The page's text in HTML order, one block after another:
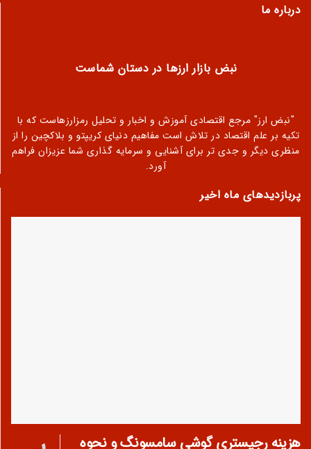
درباره ما
نبض بازار ارزها در دستان شماست
"نبض ارز" مرجع اقتصادی آموزش و اخبار و تحلیل رمزارزهاست که با
تکیه بر علم اقتصاد در تلاش است مفاهیم دنیای کریپتو و بلاکچین را از
منظری دیگر و جدی تر برای آشنایی و سرمایه گذاری شما عزیزان فراهم
آورد.
پربازدیدهای ماه اخیر
هزینه رجیستری گوشی سامسونگ و نحوه